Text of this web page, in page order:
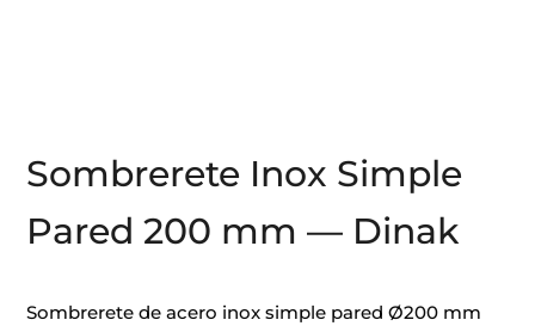
Sombrerete Inox Simple
Pared 200 mm — Dinak
Sombrerete de acero inox simple pared Ø200 mm